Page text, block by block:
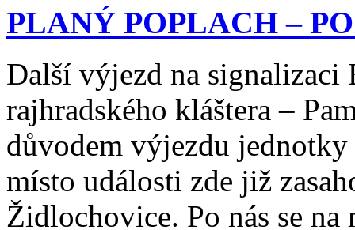
PLANÝ POPLACH –
Další výjezd na signalizaci
rajhradského kláštera –
důvodem výjezdu
místo události zde již
Židlochovice. Po nás se